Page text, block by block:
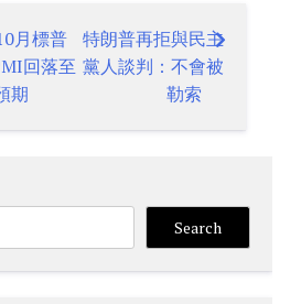
月標普
回落至
期
特朗普再拒與民主
黨人談判：不會被
勒索
Search